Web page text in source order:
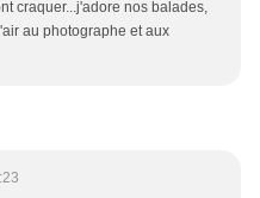
craquer...j'adore nos balades,
au photographe et aux